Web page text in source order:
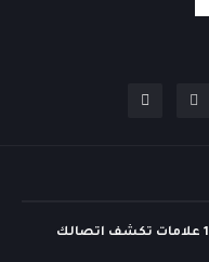
كيف أعرف أني روحاني؟ 10 علامات تكشف اتصالك